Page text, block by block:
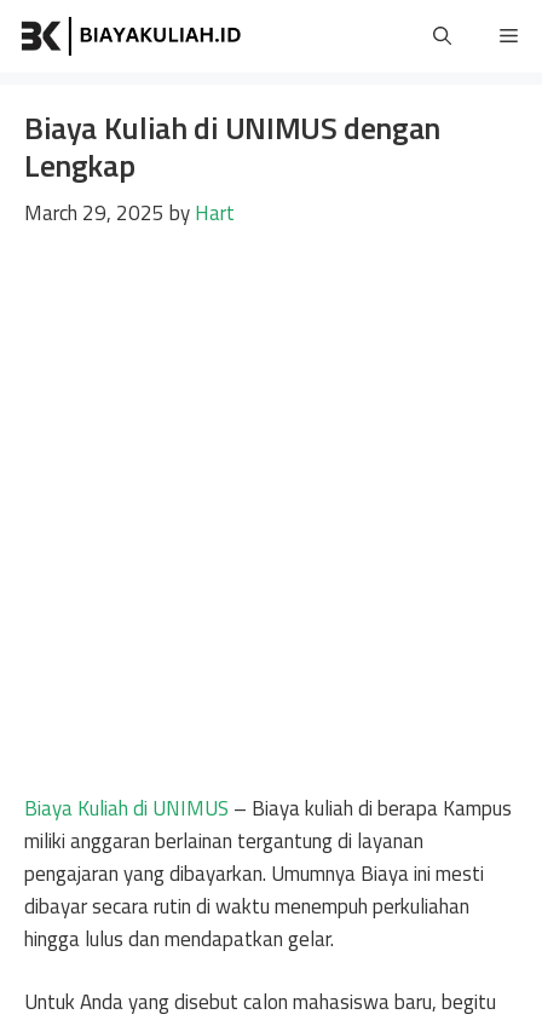
Skip
Biaya Kuliah di UNIMUS dengan
Lengkap
March 29, 2025 byHart
Biaya Kuliah di UNIMUS – Biaya kuliah di berapa Kampus
miliki anggaran berlainan tergantung di layanan
pengajaran yang dibayarkan. Umumnya Biaya ini mesti
dibayar secara rutin di waktu menempuh perkuliahan
hingga lulus dan mendapatkan gelar.
Untuk Anda yang disebut calon mahasiswa baru, begitu